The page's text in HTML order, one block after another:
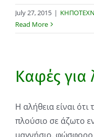
July 27, 2015 |
Read More
Καφές
Η αλήθεια είναι ότι
πλούσιο σε άζωτο
μαγνήσιο,